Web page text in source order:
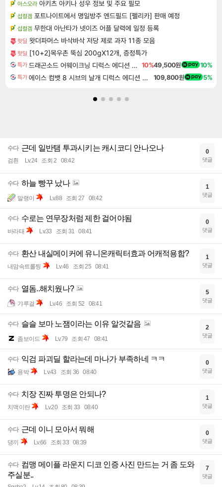
아스오라 아키츠 아키나 성우 정보 및 주요 필모
섭컬겜 포트나이트에서 명일방주 엔드필드 [펠리카] 판매 예정
섭컬겜 무한대 아난타가 넷이즈 어플 달력에 일정 등록
핫딜 왓더파머스 바삭바삭 저당 제로 과자 11종 모음
핫딜 [10+2]목우촌 뚝심 200gX12개, 증정특가
특가 드래곤소드 어웨이크닝 디럭스 에디션 DragonSword Awakening Deluxe Edition 10%49,500원 10%
특가 에이스 컴뱃 8 시브의 날개 디럭스 에디션 예약구매 ACE COMBAT 8 WINGS OF THEVE Deluxe Edition 109,800원 5%
수다 근데 일반탬 투과시키는 캐시코디 안나오나
검흰 Lv.24 조회 2 08:42
0
댓글
수다 하늘 빵꾸 났나
말랭이 Lv.88 조회 27 08:42
1
댓글
수다 수로는 연무장처럼 제한 걸어야됨
바라태 Lv.33 조회 31 08:41
0
댓글
수다 환산 내실메이커에 유니온캐릭터효과 어캐적용함?
내맘속트롤찡 Lv.46 조회 25 08:41
1
댓글
수다 열돔..해치웠나?
갸루걸 Lv.46 조회 52 08:41
5
댓글
수다 슬슬 보마 노잼이라는 이유 알것같음
좀보이드 Lv.79 조회 47 08:41
2
댓글
수다 익검 파괴딜 할라는데 마나가 부족하네 ㅋㅋ
용박 Lv.43 조회 36 08:40
0
댓글
수다 치장 진짜 투명은 안되나?
치맥이란 Lv.20 조회 33 08:40
1
댓글
수다 근데 이니 모아서 뭐해
댕끼 Lv.66 조회 33 08:39
0
댓글
수다 컴맹 메이플 라운지 디코 인증 사진 만드는 거 좀 도와
주실분..
7
댓글